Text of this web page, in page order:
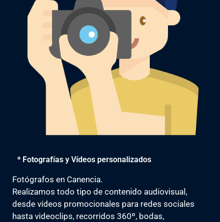
* Fotografías y Vídeos personalizados
Fotógrafos en Canencia.
Realizamos todo tipo de contenido audiovisual,
desde vídeos promocionales para redes sociales
hasta videoclips, recorridos 360º, bodas,